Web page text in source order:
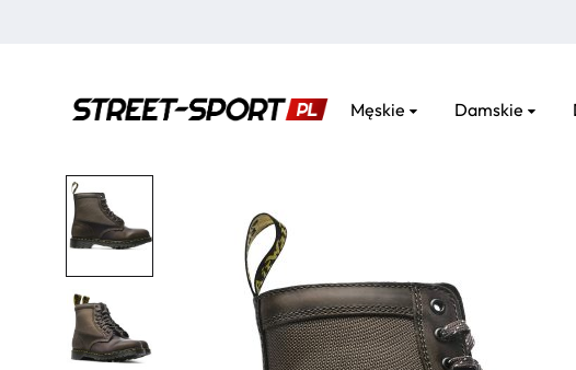
sport.pl
Męskie Damskie